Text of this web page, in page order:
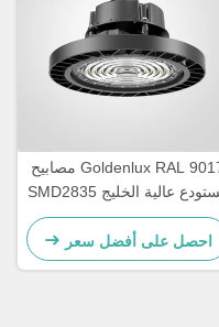
Goldenlux RAL 9017 مصابيح
مستودع عالية الخليج SMD2835
مصابيح الصناعية عالية الخليج
احصل على أفضل سعر